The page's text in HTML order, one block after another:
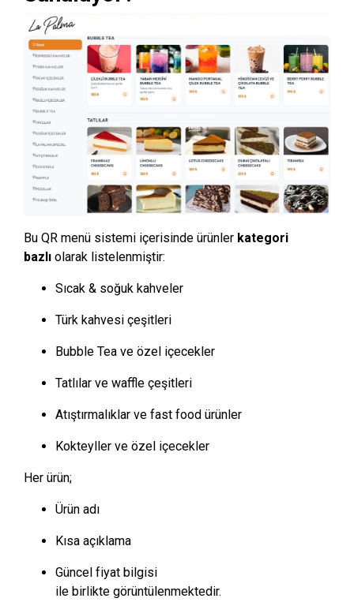
Bu QR menü sistemi içerisinde ürünler kategori
bazlı olarak listelenmiştir:
Sıcak & soğuk kahveler
Türk kahvesi çeşitleri
Bubble Tea ve özel içecekler
Tatlılar ve waffle çeşitleri
Atıştırmalıklar ve fast food ürünler
Kokteyller ve özel içecekler
Her ürün;
Ürün adı
Kısa açıklama
Güncel fiyat bilgisi
ile birlikte görüntülenmektedir.